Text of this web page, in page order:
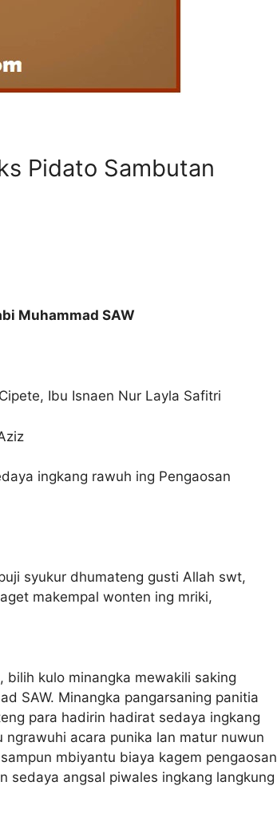
Pidato Sambutan
Muhammad SAW
Ibu Isnaen Nur Layla Safitri
ingkang rawuh ing Pengaosan
syukur dhumateng gusti Allah swt,
makempal wonten ing mriki,
kulo minangka mewakili saking
SAW. Minangka pangarsaning panitia
para hadirin hadirat sedaya ingkang
acara punika lan matur nuwun
mbiyantu biaya kagem pengaosan
sedaya angsal piwales ingkang langkung